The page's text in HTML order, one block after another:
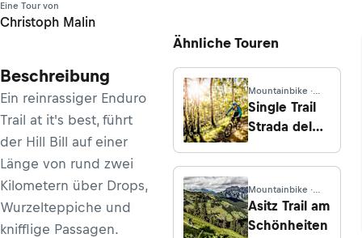
Eine Tour von
Christoph Malin
Beschreibung
Ein reinrassiger Enduro
Trail at it's best, führt
der Hill Bill auf einer
Länge von rund zwei
Kilometern über Drops,
Wurzelteppiche und
knifflige Passagen.
Ähnliche Touren
Mountainbike ·
Tirol
Single Trail
Strada del
(Serfaus)
Mountainbike ·
Tirol
Asitz Trail am
Schönheiten